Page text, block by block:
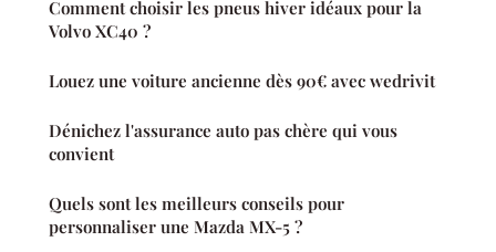
Comment choisir les pneus hiver idéaux pour la
Volvo XC40 ?
Louez une voiture ancienne dès 90€ avec wedrivit
Dénichez l'assurance auto pas chère qui vous
convient
Quels sont les meilleurs conseils pour
personnaliser une Mazda MX-5 ?